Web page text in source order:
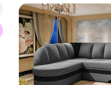
Pesukastiga